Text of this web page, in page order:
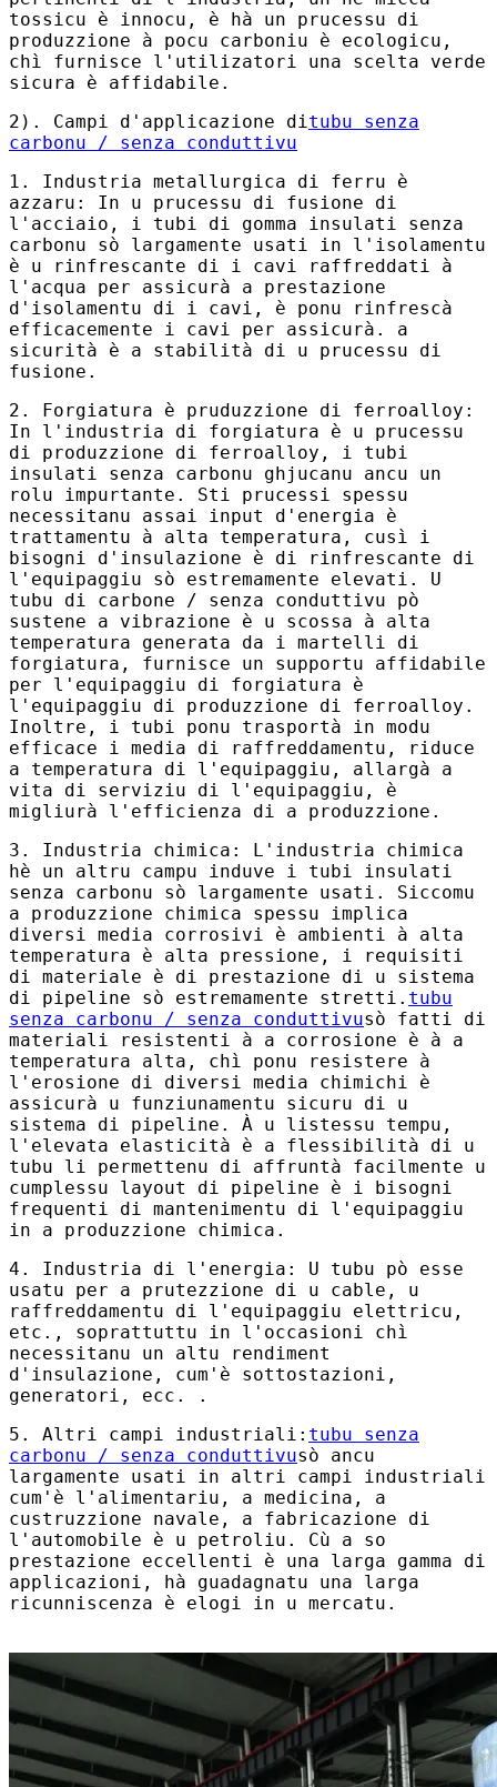
tossicu è innocu, è hà un prucessu di
produzzione à pocu carboniu è ecologicu,
chì furnisce l'utilizatori una scelta verde
sicura è affidabile.
2). Campi d'applicazione di tubu senza
carbonu / senza conduttivu
1. Industria metallurgica di ferru è
azzaru: In u prucessu di fusione di
l'acciaio, i tubi di gomma insulati senza
carbonu sò largamente usati in l'isolamentu
è u rinfrescante di i cavi raffreddati à
l'acqua per assicurà a prestazione
d'isolamentu di i cavi, è ponu rinfrescà
efficacemente i cavi per assicurà. a
sicurità è a stabilità di u prucessu di
fusione.
2. Forgiatura è pruduzzione di ferroalloy:
In l'industria di forgiatura è u prucessu
di produzzione di ferroalloy, i tubi
insulati senza carbonu ghjucanu ancu un
rolu impurtante. Sti prucessi spessu
necessitanu assai input d'energia è
trattamentu à alta temperatura, cusì i
bisogni d'insulazione è di rinfrescante di
l'equipaggiu sò estremamente elevati. U
tubu di carbone / senza conduttivu pò
sustene a vibrazione è u scossa à alta
temperatura generata da i martelli di
forgiatura, furnisce un supportu affidabile
per l'equipaggiu di forgiatura è
l'equipaggiu di produzzione di ferroalloy.
Inoltre, i tubi ponu trasportà in modu
efficace i media di raffreddamentu, riduce
a temperatura di l'equipaggiu, allargà a
vita di serviziu di l'equipaggiu, è
migliurà l'efficienza di a produzzione.
3. Industria chimica: L'industria chimica
hè un altru campu induve i tubi insulati
senza carbonu sò largamente usati. Siccomu
a produzzione chimica spessu implica
diversi media corrosivi è ambienti à alta
temperatura è alta pressione, i requisiti
di materiale è di prestazione di u sistema
di pipeline sò estremamente stretti. tubu
senza carbonu / senza conduttivusò fatti di
materiali resistenti à a corrosione è à a
temperatura alta, chì ponu resistere à
l'erosione di diversi media chimichi è
assicurà u funziunamentu sicuru di u
sistema di pipeline. À u listessu tempu,
l'elevata elasticità è a flessibilità di u
tubu li permettenu di affruntà facilmente u
cumplessu layout di pipeline è i bisogni
frequenti di mantenimentu di l'equipaggiu
in a produzzione chimica.
4. Industria di l'energia: U tubu pò esse
usatu per a prutezzione di u cable, u
raffreddamentu di l'equipaggiu elettricu,
etc., soprattuttu in l'occasioni chì
necessitanu un altu rendiment
d'insulazione, cum'è sottostazioni,
generatori, ecc. .
5. Altri campi industriali: tubu senza
carbonu / senza conduttivusò ancu
largamente usati in altri campi industriali
cum'è l'alimentariu, a medicina, a
custruzzione navale, a fabricazione di
l'automobile è u petroliu. Cù a so
prestazione eccellenti è una larga gamma di
applicazioni, hà guadagnatu una larga
ricunniscenza è elogi in u mercatu.